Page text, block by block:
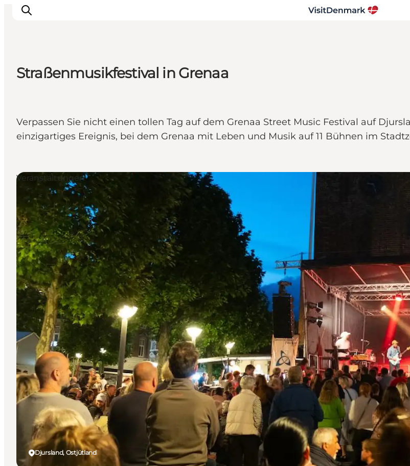
Erlebnisse
Unterkünfte
Reiseplanung
Straßenmusikfestival in Grenaa
Verpassen Sie nicht einen tollen Tag auf dem Grenaa Street Music Festival auf
einzigartiges Ereignis, bei dem Grenaa mit Leben und Musik auf 11 Bühnen im
Djursland, Ostjütland
Veranstaltungen